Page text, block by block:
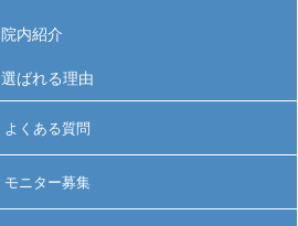
院内紹介
選ばれる理由
よくある質問
モニター募集